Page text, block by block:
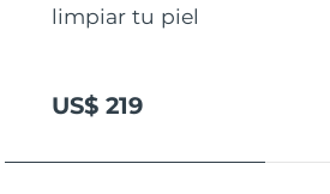
limpiar tu piel
US$ 219